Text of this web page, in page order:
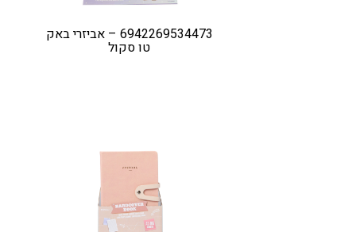
6942269534473 – אביזרי באק
טו סקול